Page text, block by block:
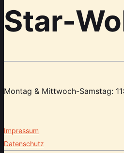
Star-
Montag & Mittwoch-Samstag:
Impressum
Datenschutz